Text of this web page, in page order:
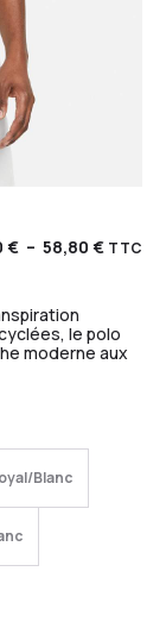
€ – 58,80 € TTC
le polo
moderne aux
Blanc